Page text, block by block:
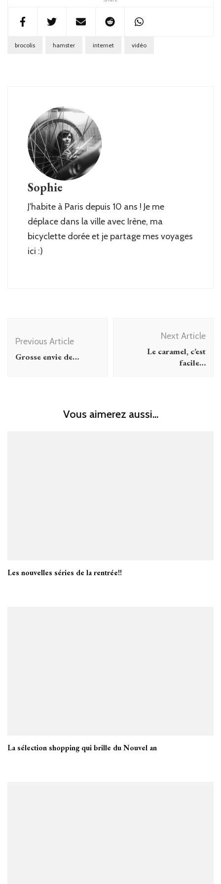
brocolis hamster internet vidéo
Sophie
J'habite à Paris depuis 10 ans ! Je me
déplace dans la ville avec Irène, ma
bicyclette dorée et je partage mes voyages
ici :)
Navigation
Previous Article
Grosse envie de…
Next Article
Le caramel, c’est
facile…
Vous aimerez aussi...
Les nouvelles séries de la rentrée!!
La sélection shopping qui brille du Nouvel an